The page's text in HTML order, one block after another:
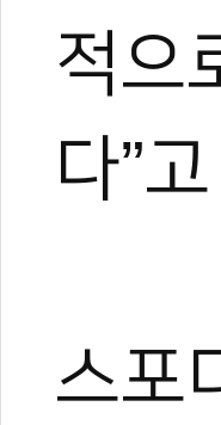
적으
다”
스포